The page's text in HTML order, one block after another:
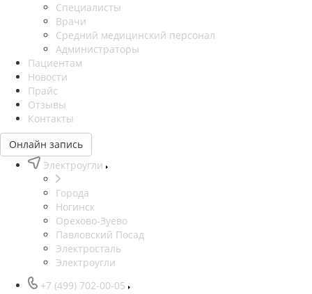
Специалисты
Врачи
Средний медицинский персонал
Администраторы
Пациентам
Новости
Прайс
Отзывы
Контакты
Онлайн запись
Электроугли
Города
Ногинск
Орехово-Зуево
Павловский Посад
Электросталь
Электроугли
+7 (499) 702-00-05